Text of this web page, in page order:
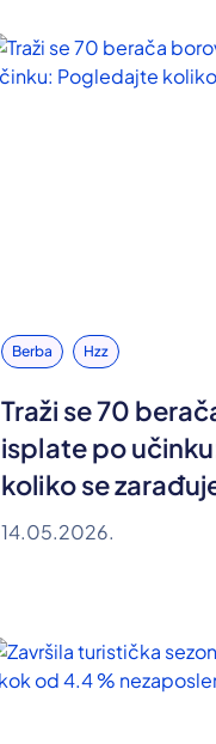
Berba Hzz
Traži se 70
isplate po
koliko se
14.05.2026.